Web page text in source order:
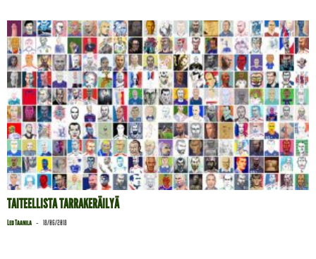
TAITEELLISTA TARRAKERÄILYÄ
Leo Taanila - 18/06/2018